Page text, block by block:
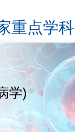
重点学科
学)